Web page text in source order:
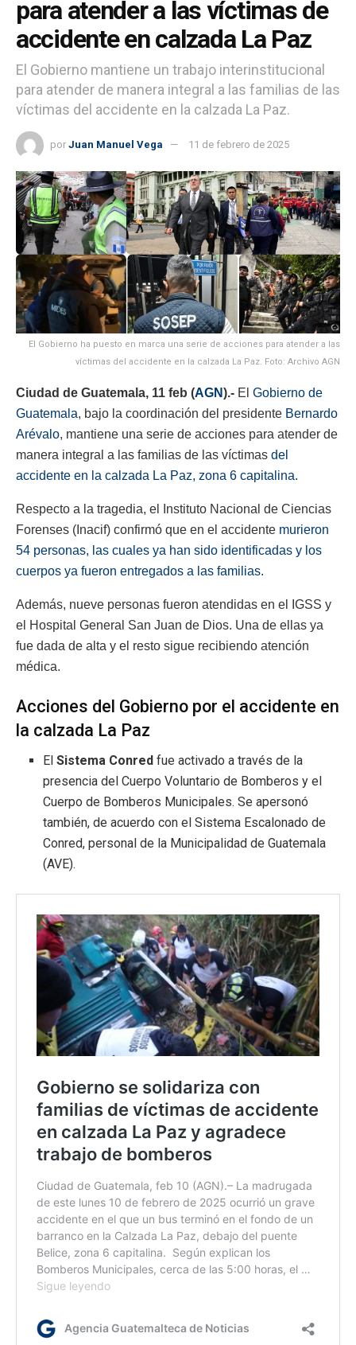
para atender a las víctimas de
accidente en calzada La Paz
El Gobierno mantiene un trabajo interinstitucional
para atender de manera integral a las familias de las
víctimas del accidente en la calzada La Paz.
por Juan Manuel Vega 11 de febrero de 2025
El Gobierno ha puesto en marca una serie de acciones para atender a las
víctimas del accidente en la calzada La Paz. Foto: Archivo AGN
Ciudad de Guatemala, 11 feb (AGN).- El Gobierno de
Guatemala, bajo la coordinación del presidente Bernardo
Arévalo, mantiene una serie de acciones para atender de
manera integral a las familias de las víctimas del
accidente en la calzada La Paz, zona 6 capitalina.
Respecto a la tragedia, el Instituto Nacional de Ciencias
Forenses (Inacif) confirmó que en el accidente murieron
54 personas, las cuales ya han sido identificadas y los
cuerpos ya fueron entregados a las familias.
Además, nueve personas fueron atendidas en el IGSS y
el Hospital General San Juan de Dios. Una de ellas ya
fue dada de alta y el resto sigue recibiendo atención
médica.
Acciones del Gobierno por el accidente en
la calzada La Paz
El Sistema Conred fue activado a través de la
presencia del Cuerpo Voluntario de Bomberos y el
Cuerpo de Bomberos Municipales. Se apersonó
también, de acuerdo con el Sistema Escalonado de
Conred, personal de la Municipalidad de Guatemala
(AVE).